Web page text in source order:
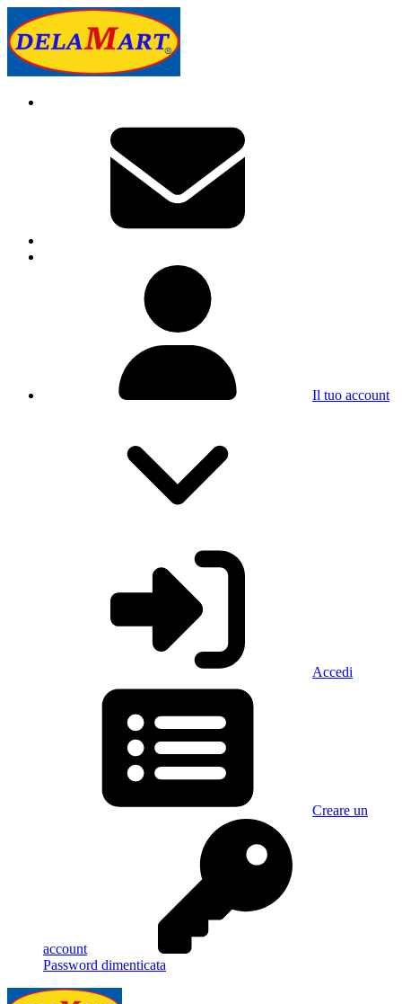
Il tuo account
Accedi
Creare un
account
Password dimenticata